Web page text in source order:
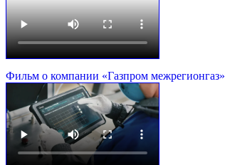
Фильм о компании «Газпром межрегионгаз»